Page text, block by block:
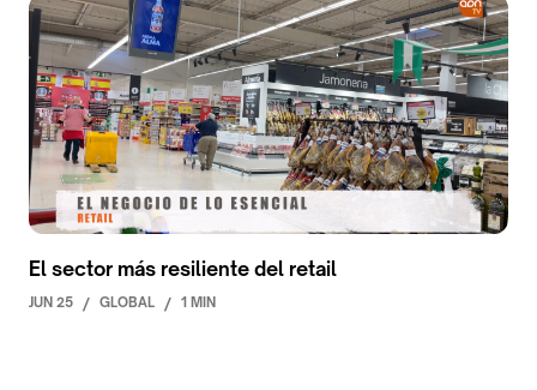
El sector más resiliente del retail
JUN 25 / GLOBAL / 1 MIN